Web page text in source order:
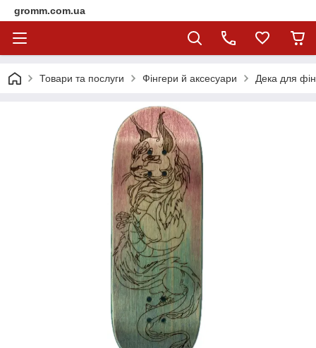
gromm.com.ua
Товари та послуги Фінгери й аксесуари Дека для